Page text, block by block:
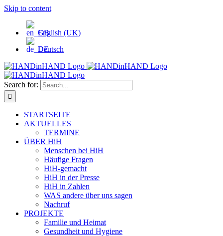
Skip to content
English (UK)
Deutsch
Search for:
STARTSEITE
AKTUELLES
TERMINE
ÜBER HiH
Menschen bei HiH
Häufige Fragen
HiH-gemacht
HiH in der Presse
HiH in Zahlen
WAS andere über uns sagen
Nachruf
PROJEKTE
Familie und Heimat
Gesundheit und Hygiene